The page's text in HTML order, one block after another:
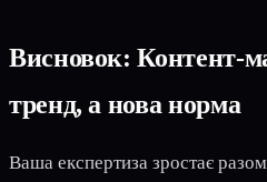
Висновок: Контент-
тренд, а нова норма
Ваша експертиза зростає